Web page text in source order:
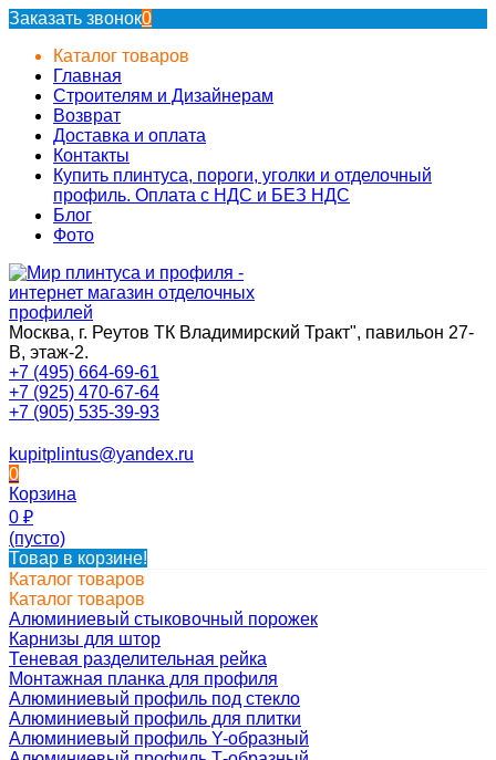
Заказать звонок0
Каталог товаров
Главная
Строителям и Дизайнерам
Возврат
Доставка и оплата
Контакты
Купить плинтуса, пороги, уголки и отделочный
профиль. Оплата с НДС и БЕЗ НДС
Блог
Фото
Москва, г. Реутов ТК Владимирский Тракт", павильон 27-
В, этаж-2.
+7 (495) 664-69-61
+7 (925) 470-67-64
+7 (905) 535-39-93
kupitplintus@yandex.ru
0
Корзина
0 ₽
(пусто)
Товар в корзине!
Каталог товаров
Каталог товаров
Алюминиевый стыковочный порожек
Карнизы для штор
Теневая разделительная рейка
Монтажная планка для профиля
Алюминиевый профиль под стекло
Алюминиевый профиль для плитки
Алюминиевый профиль Y-образный